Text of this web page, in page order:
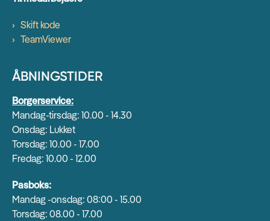
Skift kode
TeamViewer
ÅBNINGSTIDER
Borgerservice:
Mandag-tirsdag: 10.00 - 14.30
Onsdag: Lukket
Torsdag: 10.00 - 17.00
Fredag: 10.00 - 12.00
Pasboks:
Mandag -onsdag: 08:00 - 15.00
Torsdag: 08.00 - 17.00